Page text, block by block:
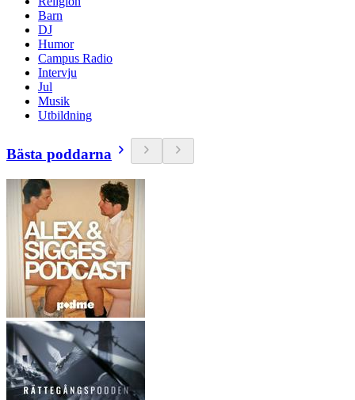
Barn
DJ
Humor
Campus Radio
Intervju
Jul
Musik
Utbildning
Bästa poddarna